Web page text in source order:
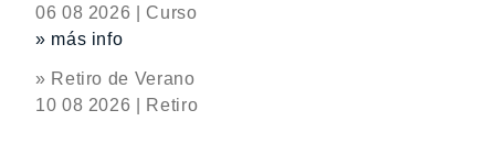
06 08 2026 | Curso
» más info
» Retiro de Verano
10 08 2026 | Retiro